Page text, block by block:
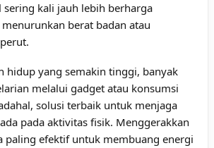
sering kali jauh lebih berharga
berat badan atau
hidup yang semakin tinggi, banyak
melalui gadget atau konsumsi
solusi terbaik untuk menjaga
pada aktivitas fisik. Menggerakkan
paling efektif untuk membuang energi